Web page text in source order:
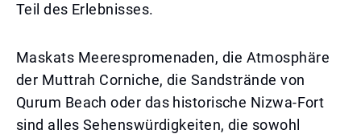
Teil des Erlebnisses.
Maskats Meerespromenaden, die Atmosphäre
der Muttrah Corniche, die Sandstrände von
Qurum Beach oder das historische Nizwa-Fort
sind alles Sehenswürdigkeiten, die sowohl